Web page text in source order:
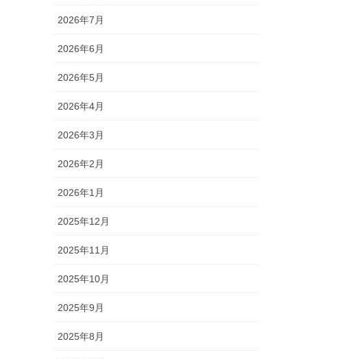
2026年7月
2026年6月
2026年5月
2026年4月
2026年3月
2026年2月
2026年1月
2025年12月
2025年11月
2025年10月
2025年9月
2025年8月